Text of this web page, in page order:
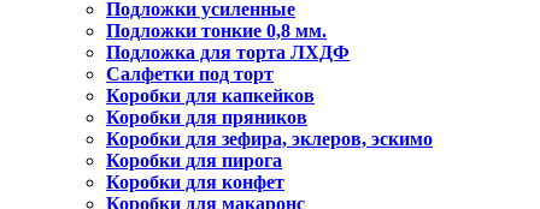
Подложки усиленные
Подложки тонкие 0,8 мм.
Подложка для торта ЛХДФ
Салфетки под торт
Коробки для капкейков
Коробки для пряников
Коробки для зефира, эклеров, эскимо
Коробки для пирога
Коробки для конфет
Коробки для макаронс